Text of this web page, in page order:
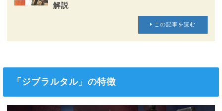
解説
この記事を読む
「ジブラルタル」の特徴